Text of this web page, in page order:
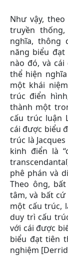
Như vậy,
truyền
nghĩa, thông
năng biểu
nào đó, và
thể hiện
một khái
trúc điển
thành một
cấu trúc luận
cái được biểu
trúc là
kinh điển là
phê phán và
Theo ông,
tâm, và bất
một cấu trúc,
duy trì cấu
với cái được
biểu đạt tiên
nghiệm